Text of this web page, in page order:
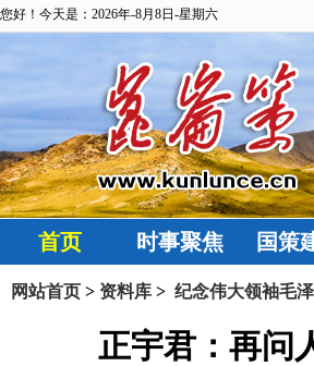
您好！今天是：2026年-8月8日-星期六
首页 时事聚焦 国策
网站首页 > 资料库 > 纪念伟大领袖毛
正宇君：再问